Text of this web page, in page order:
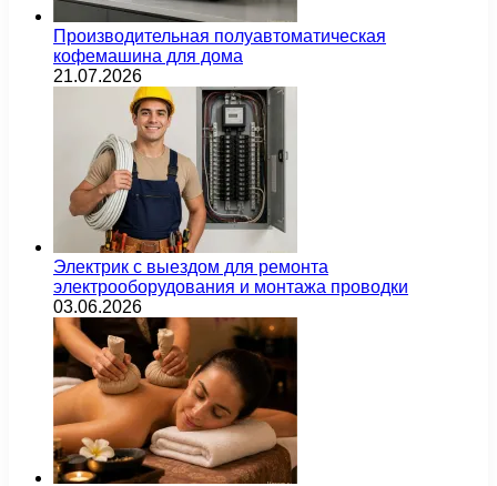
Производительная полуавтоматическая
кофемашина для дома
21.07.2026
Электрик с выездом для ремонта
электрооборудования и монтажа проводки
03.06.2026